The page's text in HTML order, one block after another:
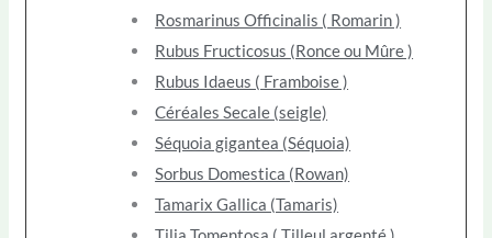
Rosmarinus Officinalis ( Romarin )
Rubus Fructicosus (Ronce ou Mûre )
Rubus Idaeus ( Framboise )
Céréales Secale (seigle)
Séquoia gigantea (Séquoia)
Sorbus Domestica (Rowan)
Tamarix Gallica (Tamaris)